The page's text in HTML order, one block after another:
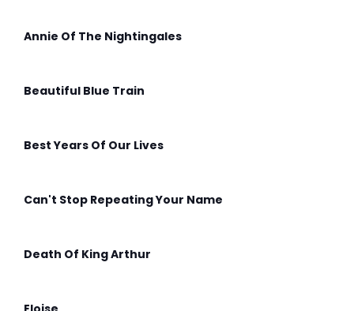
Annie Of The Nightingales
Beautiful Blue Train
Best Years Of Our Lives
Can't Stop Repeating Your Name
Death Of King Arthur